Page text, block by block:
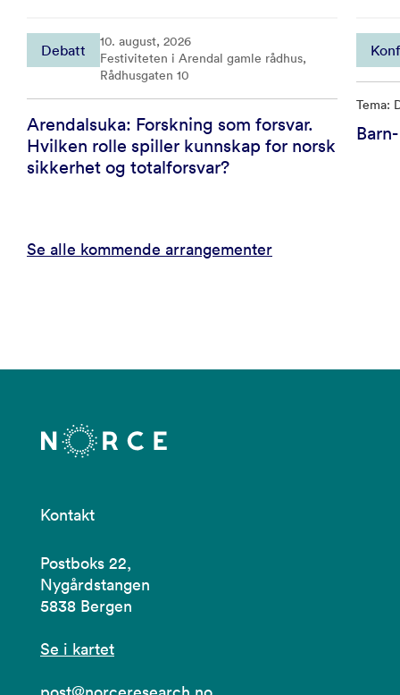
Debatt
10. august, 2026
Festiviteten i Arendal gamle rådhus,
Rådhusgaten 10
Arendalsuka: Forskning som forsvar.
Hvilken rolle spiller kunnskap for norsk
sikkerhet og totalforsvar?
Tema:
Se alle kommende arrangementer
Kontakt
Postboks 22,
Nygårdstangen
5838 Bergen
Se i kartet